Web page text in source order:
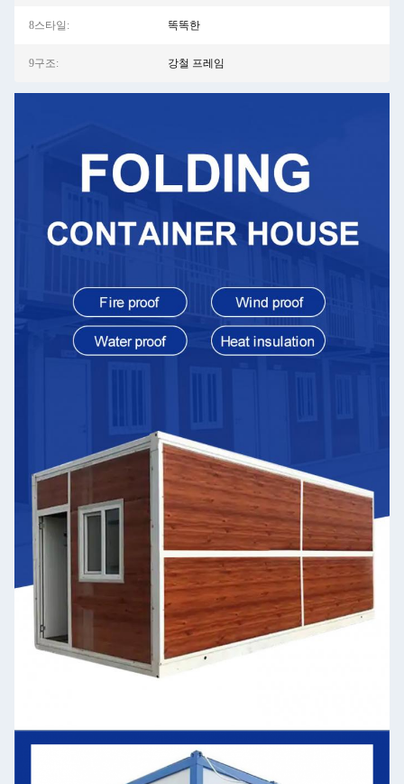
8스타일: 똑똑한
9구조: 강철 프레임